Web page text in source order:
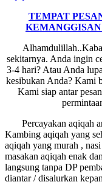
TEMPAT
sekitarnya. Anda ingin
3-4 hari? Atau Anda
kesibukan Anda? Kami
Kami siap antar
Percayakan aqiqah
Kambing aqiqah yang
aqiqah yang murah ,
masakan aqiqah enak
langsung tanpa DP
diantar / disalurkan